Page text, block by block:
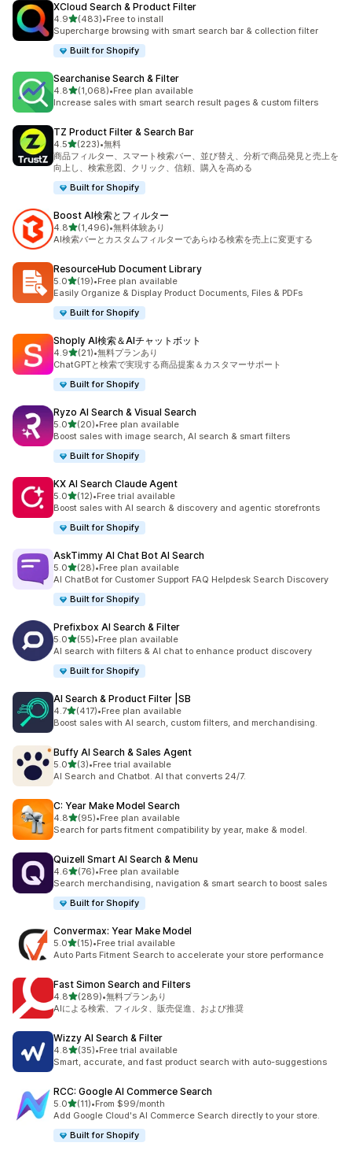
XCloud Search & Product Filter
4.95つ星中
(483)
合計レビュー数：483件
•Free to install
Supercharge browsing with smart search bar & collection filter
Built for Shopify
Searchanise Search & Filter
4.85つ星中
(1,068)
合計レビュー数：1068件
•Free plan available
Increase sales with smart search result pages & custom filters
TZ Product Filter & Search Bar
4.55つ星中
(223)
合計レビュー数：223件
•無料
商品フィルター、スマート検索バー、並び替え、分析で商品発見と売上を
向上し、検索意図、クリック、信頼、購入を高める
Built for Shopify
Boost AI検索とフィルター
4.85つ星中
(1,496)
合計レビュー数：1496件
•無料体験あり
AI検索バーとカスタムフィルターであらゆる検索を売上に変更する
ResourceHub Document Library
5.05つ星中
(19)
合計レビュー数：19件
•Free plan available
Easily Organize & Display Product Documents, Files & PDFs
Built for Shopify
Shoply AI検索＆AIチャットボット
4.95つ星中
(21)
合計レビュー数：21件
•無料プランあり
ChatGPTと検索で実現する商品提案＆カスタマーサポート
Built for Shopify
Ryzo AI Search & Visual Search
5.05つ星中
(20)
合計レビュー数：20件
•Free plan available
Boost sales with image search, AI search & smart filters
Built for Shopify
KX AI Search Claude Agent
5.05つ星中
(12)
合計レビュー数：12件
•Free trial available
Boost sales with AI search & discovery and agentic storefronts
Built for Shopify
AskTimmy AI Chat Bot AI Search
5.05つ星中
(28)
合計レビュー数：28件
•Free plan available
AI ChatBot for Customer Support FAQ Helpdesk Search Discovery
Built for Shopify
Prefixbox AI Search & Filter
5.05つ星中
(55)
合計レビュー数：55件
•Free plan available
AI search with filters & AI chat to enhance product discovery
Built for Shopify
AI Search & Product Filter |SB
4.75つ星中
(417)
合計レビュー数：417件
•Free plan available
Boost sales with AI search, custom filters, and merchandising.
Buffy AI Search & Sales Agent
5.05つ星中
(3)
合計レビュー数：3件
•Free trial available
AI Search and Chatbot. AI that converts 24/7.
C: Year Make Model Search
4.85つ星中
(95)
合計レビュー数：95件
•Free plan available
Search for parts fitment compatibility by year, make & model.
Quizell Smart AI Search & Menu
4.65つ星中
(76)
合計レビュー数：76件
•Free plan available
Search merchandising, navigation & smart search to boost sales
Built for Shopify
Convermax: Year Make Model
5.05つ星中
(15)
合計レビュー数：15件
•Free trial available
Auto Parts Fitment Search to accelerate your store performance
Fast Simon Search and Filters
4.85つ星中
(289)
合計レビュー数：289件
•無料プランあり
AIによる検索、フィルタ、販売促進、および推奨
Wizzy AI Search & Filter
4.85つ星中
(35)
合計レビュー数：35件
•Free trial available
Smart, accurate, and fast product search with auto-suggestions
RCC: Google AI Commerce Search
5.05つ星中
(11)
合計レビュー数：11件
•From $99/month
Add Google Cloud's AI Commerce Search directly to your store.
Built for Shopify